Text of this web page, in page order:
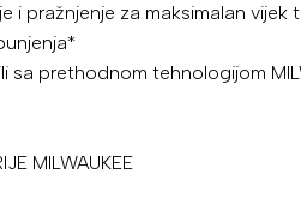
i pražnjenje za maksimalan vijek
prethodnom tehnologijom
MILWAUKEE